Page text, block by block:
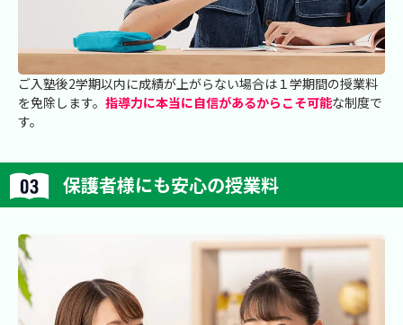
ご入塾後2学期以内に成績が上がらない場合は１学期間の授業料
を免除します。 指導力に本当に自信があるからこそ可能な制度で
す。
保護者様にも安心の授業料